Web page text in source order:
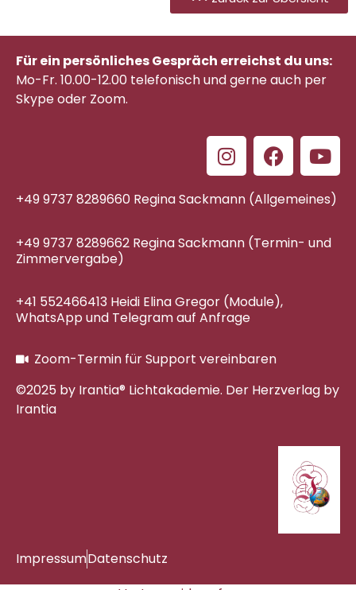
Für ein persönliches Gespräch erreichst du uns:
Mo-Fr. 10.00-12.00 telefonischund gerne auch per
Skype oder Zoom.
+49 9737 8289660 Regina Sackmann (Allgemeines)
+49 9737 8289662 Regina Sackmann (Termin- und
Zimmervergabe)
+41 552466413 Heidi Elina Gregor (Module),
WhatsApp und Telegram auf Anfrage
Zoom-Termin für Support vereinbaren
©2025 by Irantia® Lichtakademie. Der Herzverlag by
Irantia
ImpressumDatenschutz